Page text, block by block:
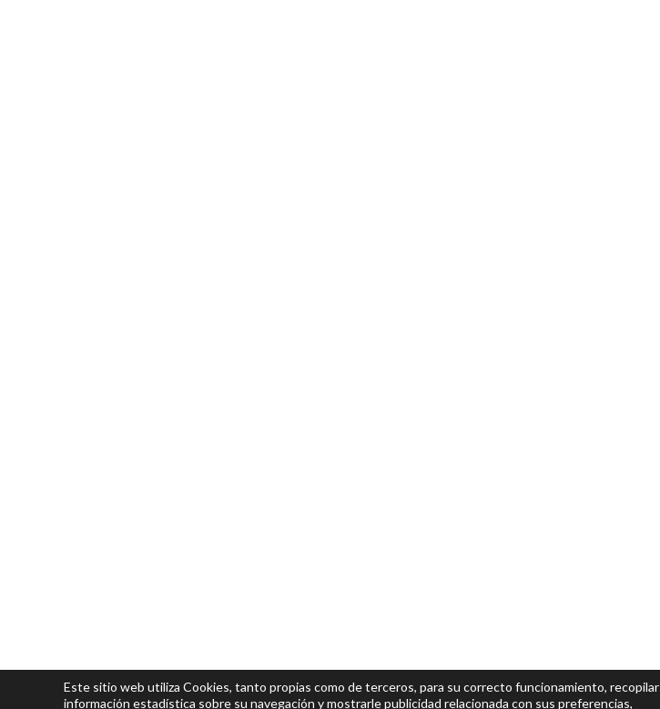
Este sitio web utiliza Cookies, tanto propias como de terceros, para su correcto funcionamiento, recopilar
información estadística sobre su navegación y mostrarle publicidad relacionada con sus preferencias,